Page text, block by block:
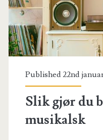
Published 22nd
Slik gjør du
musikalsk